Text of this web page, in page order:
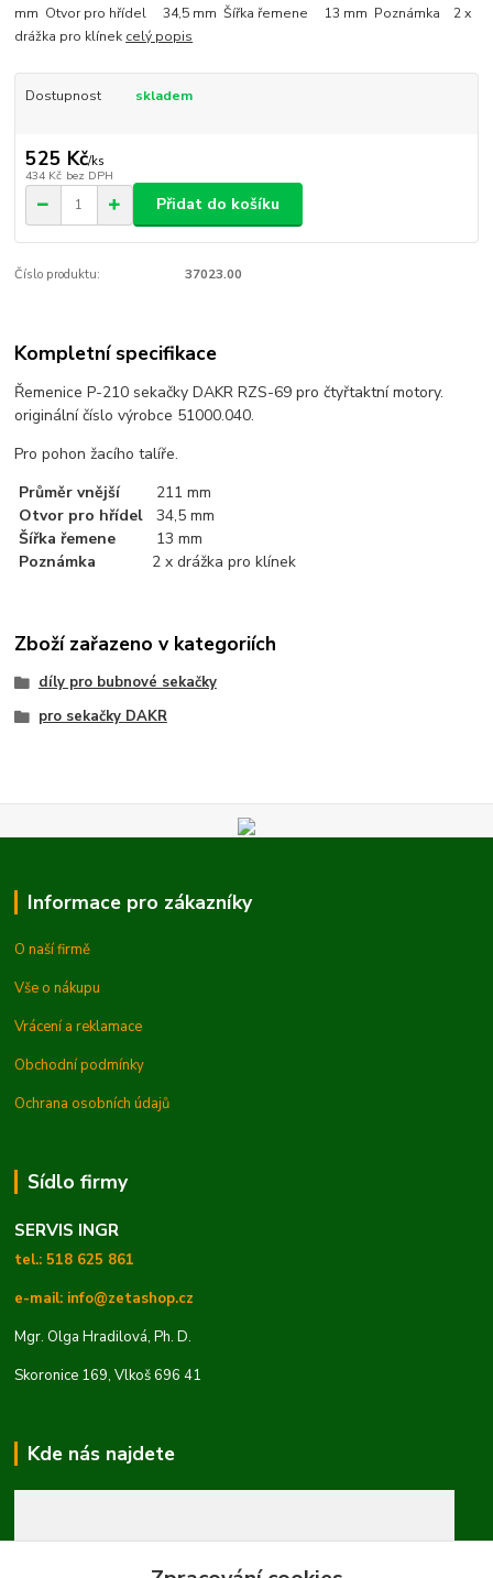
mm Otvor pro hřídel 34,5 mm Šířka řemene 13 mm Poznámka 2 x
drážka pro klínek celý popis
Dostupnost skladem
525 Kč/ks
434 Kč bez DPH
Přidat do košíku
Číslo produktu: 37023.00
Kompletní specifikace
Řemenice P-210 sekačky DAKR RZS-69 pro čtyřtaktní motory.
originální číslo výrobce 51000.040.
Pro pohon žacího talíře.
Průměr vnější
211 mm
Otvor pro hřídel
34,5 mm
Šířka řemene
13 mm
Poznámka
2 x drážka pro klínek
Zboží zařazeno v kategoriích
díly pro bubnové sekačky
pro sekačky DAKR
Informace pro zákazníky
O naší firmě
Vše o nákupu
Vrácení a reklamace
Obchodní podmínky
Ochrana osobních údajů
Sídlo firmy
SERVIS INGR
tel.: 518 625 861
e-mail: info@zetashop.cz
Mgr. Olga Hradilová, Ph. D.
Skoronice 169, Vlkoš 696 41
Kde nás najdete